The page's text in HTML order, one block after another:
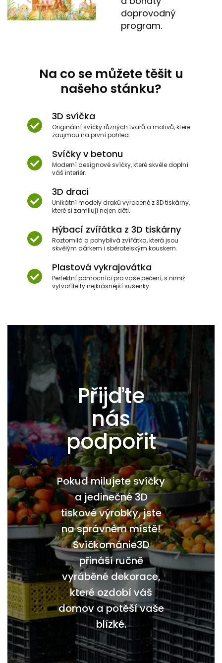
doprovodný
program.
Na co se můžete těšit u
našeho stánku?
3D svíčka
Originální svíčky různých tvarů a motivů, které
zaujmou na první pohled.
Svíčky v betonu
Moderní designové svíčky, které skvěle doplní
váš interiér.
3D draci
Unikátní modely draků vyrobené z 3D tiskárny,
které si zamilují nejen děti.
Hýbací zvířátka z 3D tiskárny
Roztomilá a pohyblivá zvířátka, která jsou
skvělým dárkem i sběratelským kouskem.
Plastová vykrajovátka
Perfektní pomocníci pro vaše pečení, s nimiž
vytvoříte ty nejkrásnější sušenky.
Přijďte
nás
podpořit
Pokud milujete svíčky
a jedinečné 3D
tiskové výrobky, jste
na správném místě!
Svíčkománie3D
přináší ručně
vyráběné dekorace,
které ozdobí váš
domov a potěší vaše
blízké.